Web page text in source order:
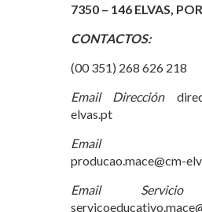
7350 – 146 ELVAS,
CONTACTOS:
(00 351) 268 626 218
Email Dirección
elvas.pt
Email
producao.mace@cm-
Email Servicio